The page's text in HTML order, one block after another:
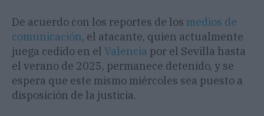
De acuerdo con los reportes de los medios de
comunicación, el atacante, quien actualmente
juega cedido en el Valencia por el Sevilla hasta
el verano de 2025, permanece detenido, y se
espera que este mismo miércoles sea puesto a
disposición de la justicia.